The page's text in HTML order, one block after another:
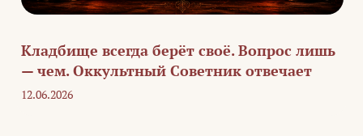
Кладбище всегда берёт своё. Вопрос лишь
— чем. Оккультный Советник отвечает
12.06.2026